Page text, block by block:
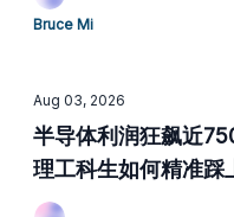
Bruce Mi
Aug 03, 2026
半导体利润狂飙近
理工科生如何精准踩